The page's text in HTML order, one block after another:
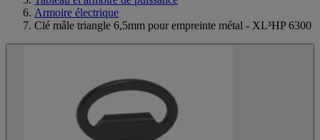
Armoire électrique
Clé mâle triangle 6,5mm pour empreinte métal - XL³HP 6300